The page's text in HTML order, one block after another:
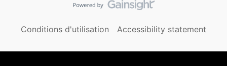
Conditions d'utilisation Accessibility statement